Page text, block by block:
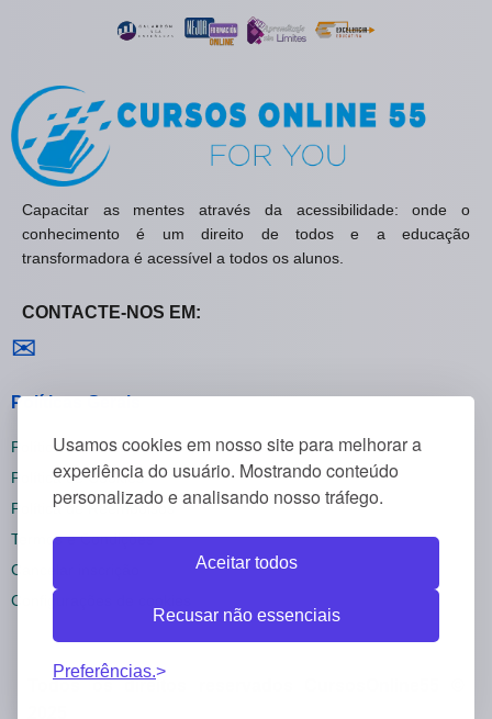
Usamos cookies em nosso site para melhorar a
experiência do usuário. Mostrando conteúdo
personalizado e analisando nosso tráfego.
Aceitar todos
Recusar não essenciais
Preferências.
Capacitar as mentes através da acessibilidade: onde o
conhecimento é um direito de todos e a educação
transformadora é acessível a todos os alunos.
CONTACTE-NOS EM:
✉
Políticas Gerais
Política de Privacidade
Política de Cookies
Política de Reembolsos
Termos e Condições
Cancelar inscrição
Configurações de cookies
Todos os direitos reservados CursosOnline55 ©